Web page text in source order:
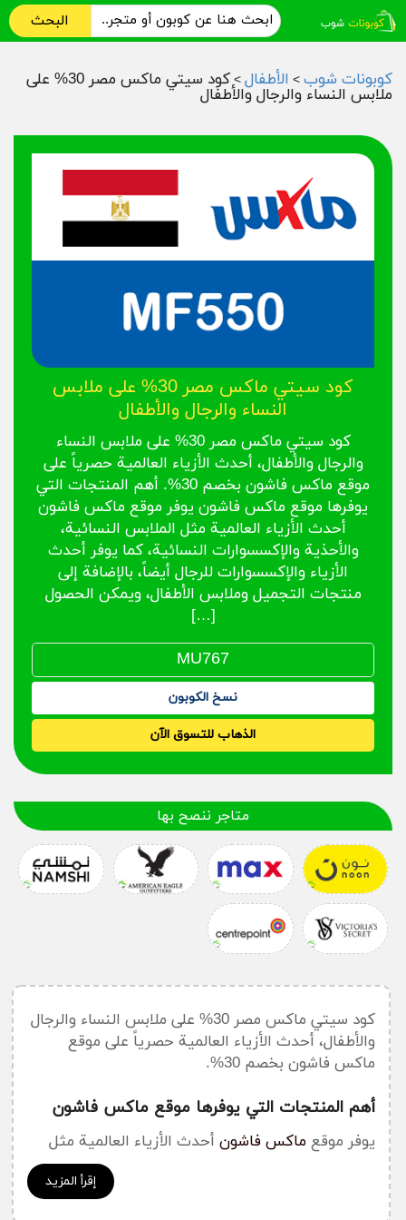
البحث
كوبونات شوب > الأطفال > كود سيتي ماكس مصر 30% على
ملابس النساء والرجال والأطفال
كود سيتي ماكس مصر 30% على ملابس
النساء والرجال والأطفال
كود سيتي ماكس مصر 30% على ملابس النساء
والرجال والأطفال، أحدث الأزياء العالمية حصرياً على
موقع ماكس فاشون بخصم 30%. أهم المنتجات التي
يوفرها موقع ماكس فاشون يوفر موقع ماكس فاشون
أحدث الأزياء العالمية مثل الملابس النسائية،
والأحذية والإكسسوارات النسائية، كما يوفر أحدث
الأزياء والإكسسوارات للرجال أيضاً، بالإضافة إلى
منتجات التجميل وملابس الأطفال، ويمكن الحصول
[…]
نسخ الكوبون
الذهاب للتسوق الآن
متاجر ننصح بها
إقرأ المزيد
كود سيتي ماكس مصر 30% على ملابس النساء والرجال
والأطفال، أحدث الأزياء العالمية حصرياً على موقع
ماكس فاشون بخصم 30%.
أهم المنتجات التي يوفرها موقع ماكس فاشون
يوفر موقعماكس فاشون أحدث الأزياء العالمية مثل
الملابس النسائية، والأحذية والإكسسوارات النسائية،
كما يوفر أحدث الأزياء والإكسسوارات للرجال أيضاً،